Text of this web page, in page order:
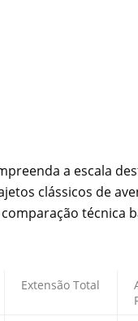
a escala
clássicos de
técnica
Extensão Total